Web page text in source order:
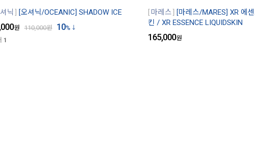
닉 [오셔닉/OCEANIC] SHADOW ICE
원 110,000원 10%
1
마레스
[마레스/MARES] XR 에
킨 / XR ESSENCE LIQUIDSKIN
165,000원